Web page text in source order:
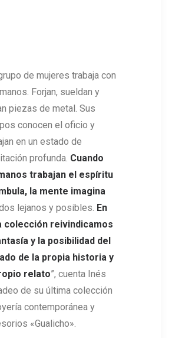
de mujeres trabaja con
Forjan, sueldan y
piezas de metal. Sus
conocen el oficio y
en un estado de
profunda. Cuando
trabajan el espíritu
la mente imagina
lejanos y posibles. En
colección reivindicamos
y la posibilidad del
de la propia historia y
relato”, cuenta Inés
de su última colección
contemporánea y
«Gualicho».